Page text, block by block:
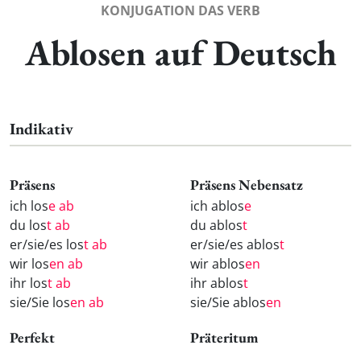
KONJUGATION DAS VERB
Ablosen auf Deutsch
Indikativ
Präsens
ich lose ab
du lost ab
er/sie/es lost ab
wir losen ab
ihr lost ab
sie/Sie losen ab
Präsens Nebensatz
ich ablose
du ablost
er/sie/es ablost
wir ablosen
ihr ablost
sie/Sie ablosen
Perfekt Präteritum